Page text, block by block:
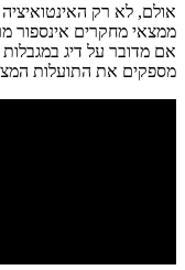
אולם, לא רק
ממצאי מחקרים אינספור
אם מדובר על דיג
מספקים את התועלות